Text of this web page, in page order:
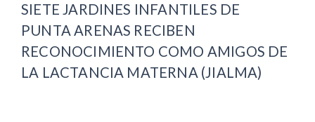
SIETE JARDINES INFANTILES DE
PUNTA ARENAS RECIBEN
RECONOCIMIENTO COMO AMIGOS DE
LA LACTANCIA MATERNA (JIALMA)